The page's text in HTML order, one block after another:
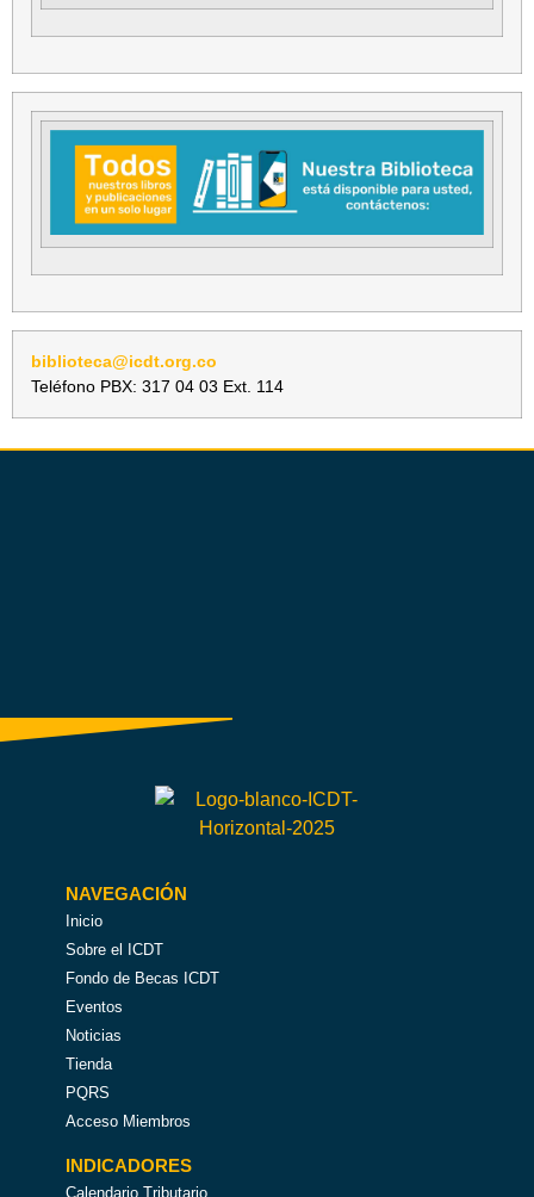
biblioteca@icdt.org.co
Teléfono PBX: 317 04 03 Ext. 114
NAVEGACIÓN
Inicio
Sobre el ICDT
Fondo de Becas ICDT
Eventos
Noticias
Tienda
PQRS
Acceso Miembros
INDICADORES
Calendario Tributario